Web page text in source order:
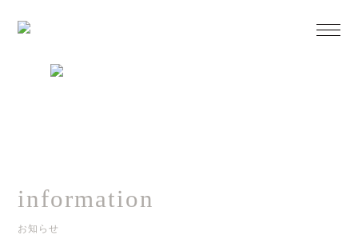
information
お知らせ